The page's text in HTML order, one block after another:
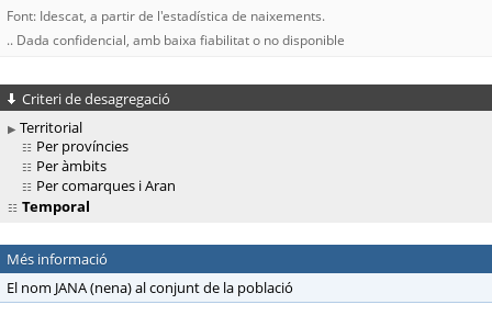
Font: Idescat, a partir de l'estadística de naixements.
.. Dada confidencial, amb baixa fiabilitat o no disponible
Criteri de desagregació
Territorial
Per províncies
Per àmbits
Per comarques i Aran
Temporal
Més informació
El nom JANA (nena) al conjunt de la població